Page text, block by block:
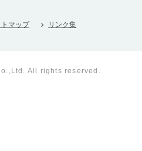
マップ リンク集
All rights reserved.